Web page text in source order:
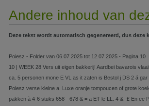
Andere inhoud van
Deze tekst wordt automatisch gegenereerd, dus deze
Poiesz - Folder van 06.07.2025 tot 12.07.2025 - Pagina 10
10 | WEEK 28 Vers uit eigen bakkerij! Aardbei bavarois
ca. 5 personen mone E VL as it zaten is Bestol j DS 2 á gar
Poiesz verse kleine a. Luxe oranje tompoucen of grote
pakken à 4-6 stuks 658 - 678 & = a ET le LL. 4 &- £ En ee